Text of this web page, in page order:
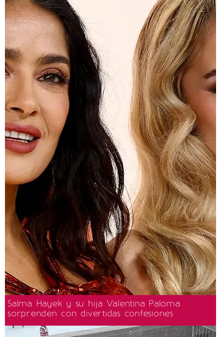
Salma Hayek y su hija Valentina Paloma
sorprenden con divertidas confesiones